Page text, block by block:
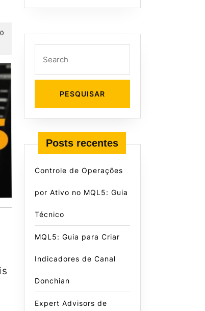
0
Posts recentes
Controle de Operações
por Ativo no MQL5: Guia
Técnico
MQL5: Guia para Criar
Indicadores de Canal
Donchian
Expert Advisors de